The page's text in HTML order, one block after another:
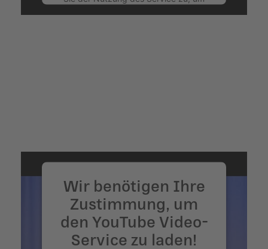
Wir benötigen Ihre
Zustimmung, um
den YouTube Video-
Service zu laden!